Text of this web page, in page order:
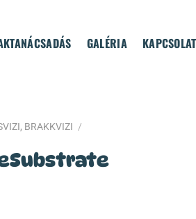
GALÉRIA KAPCSOLAT
BRAKKVIZI /